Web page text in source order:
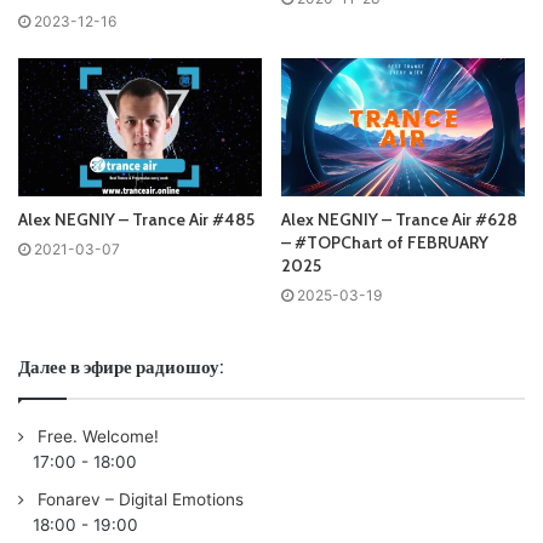
Пользовательская оценка:Будь первым !
2023-12-16
Alex NEGNIY – Trance Air #485
2021-03-07
Alex NEGNIY – Trance Air #628
– #TOPChart of FEBRUARY
2025
2025-03-19
Далее в эфире радиошоу:
Free. Welcome!
17:00 - 18:00
Fonarev – Digital Emotions
18:00 - 19:00